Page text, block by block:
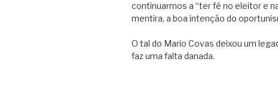
continuarmos a “ter fé no eleitor e
mentira, a boa intenção do
O tal do Mario Covas deixou um
faz uma falta danada.